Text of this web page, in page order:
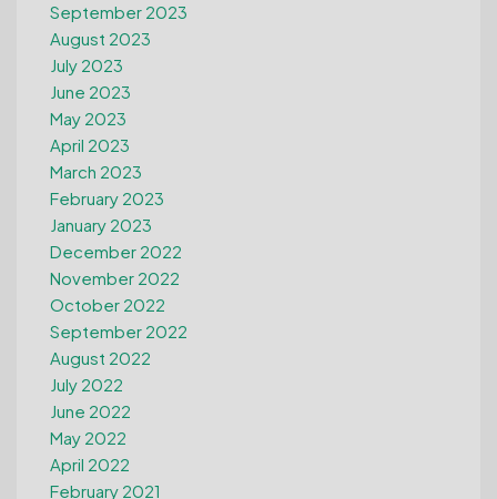
September 2023
August 2023
July 2023
June 2023
May 2023
April 2023
March 2023
February 2023
January 2023
December 2022
November 2022
October 2022
September 2022
August 2022
July 2022
June 2022
May 2022
April 2022
February 2021